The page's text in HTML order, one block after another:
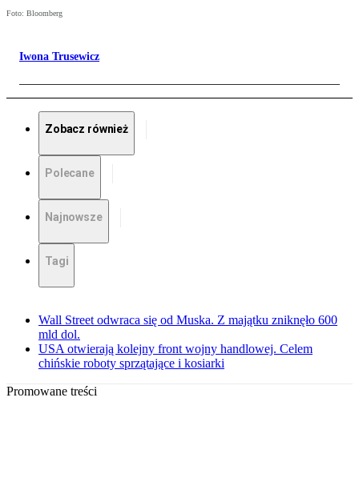
Foto: Bloomberg
Iwona Trusewicz
Zobacz również
Polecane
Najnowsze
Tagi
Wall Street odwraca się od Muska. Z majątku zniknęło 600
mld dol.
USA otwierają kolejny front wojny handlowej. Celem
chińskie roboty sprzątające i kosiarki
Promowane treści